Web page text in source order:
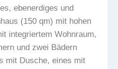
ebenerdiges und
(150 qm) mit hohen
integriertem Wohnraum,
und zwei Bädern
mit Dusche, eines mit